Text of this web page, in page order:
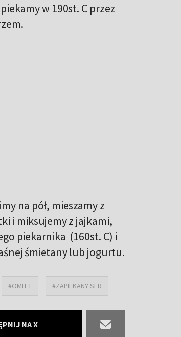
w 190st. C przez
na pół, mieszamy z
i miksujemy z jajkami,
piekarnika (160st. C) i
śmietany lub jogurtu.
#OMLET #ZAPIEKANY SER
NA X